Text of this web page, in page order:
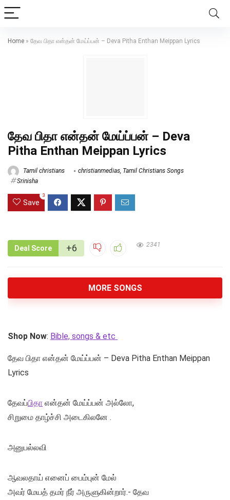
Home » தேவ பிதா என்தன் மேய்ப்பன் – Deva Pitha Enthan Meippan Lyrics
தேவ பிதா என்தன் மேய்ப்பன் – Deva
Pitha Enthan Meippan Lyrics
Tamil christians christianmedias, Tamil Christians Songs
Srinisha
Save
3
Deal Score +6 2341
MORE SONGS
Shop Now: Bible, songs & etc
தேவ பிதா என்தன் மேய்ப்பன் – Deva Pitha Enthan Meippan
Lyrics
தேவப்பிதா என்தன் மேய்ப்பன் அல்லோ,
சிறுமை தாழ்ச்சி அடைகிலனே .
அனுபல்லவி
ஆவலதாய் எனைப் பைம்புன் மேல்
அவர் மேயத் தமர் நீர் அருளுகின்றார்.- தேவ